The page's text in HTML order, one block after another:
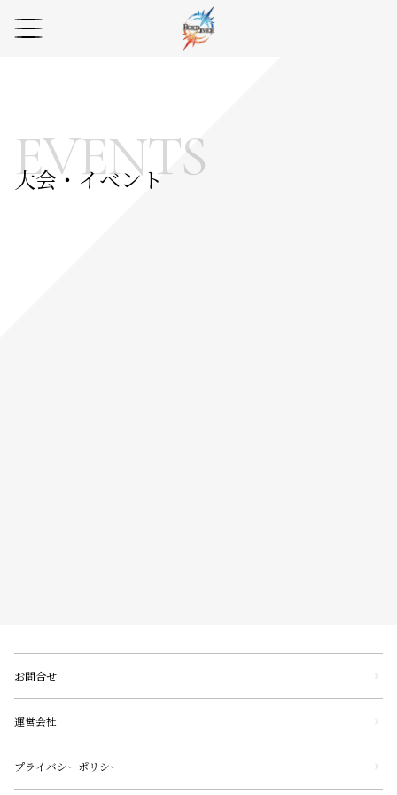
EVENTS
大会・イベント
お問合せ
運営会社
プライバシーポリシー